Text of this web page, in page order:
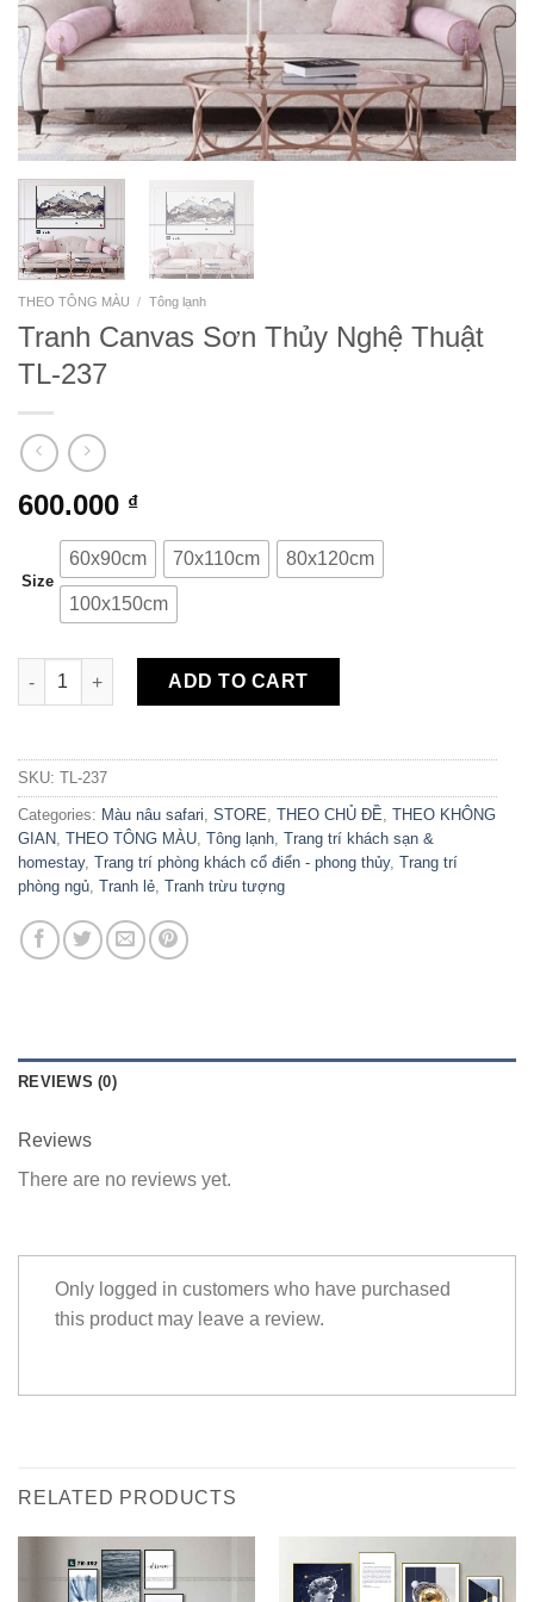
THEO TÔNG MÀU / Tông lạnh
Tranh Canvas Sơn Thủy Nghệ Thuật
TL-237
600.000 ₫
Size
60x90cm 70x110cm 80x120cm
100x150cm
Tranh Canvas Sơn Thủy Nghệ Thuật TL-237 quantity
ADD TO CART
SKU: TL-237
Categories: Màu nâu safari, STORE, THEO CHỦ ĐỀ, THEO KHÔNG
GIAN, THEO TÔNG MÀU, Tông lạnh, Trang trí khách sạn &
homestay, Trang trí phòng khách cổ điển - phong thủy, Trang trí
phòng ngủ, Tranh lẻ, Tranh trừu tượng
REVIEWS (0)
Reviews
There are no reviews yet.
Only logged in customers who have purchased
this product may leave a review.
RELATED PRODUCTS